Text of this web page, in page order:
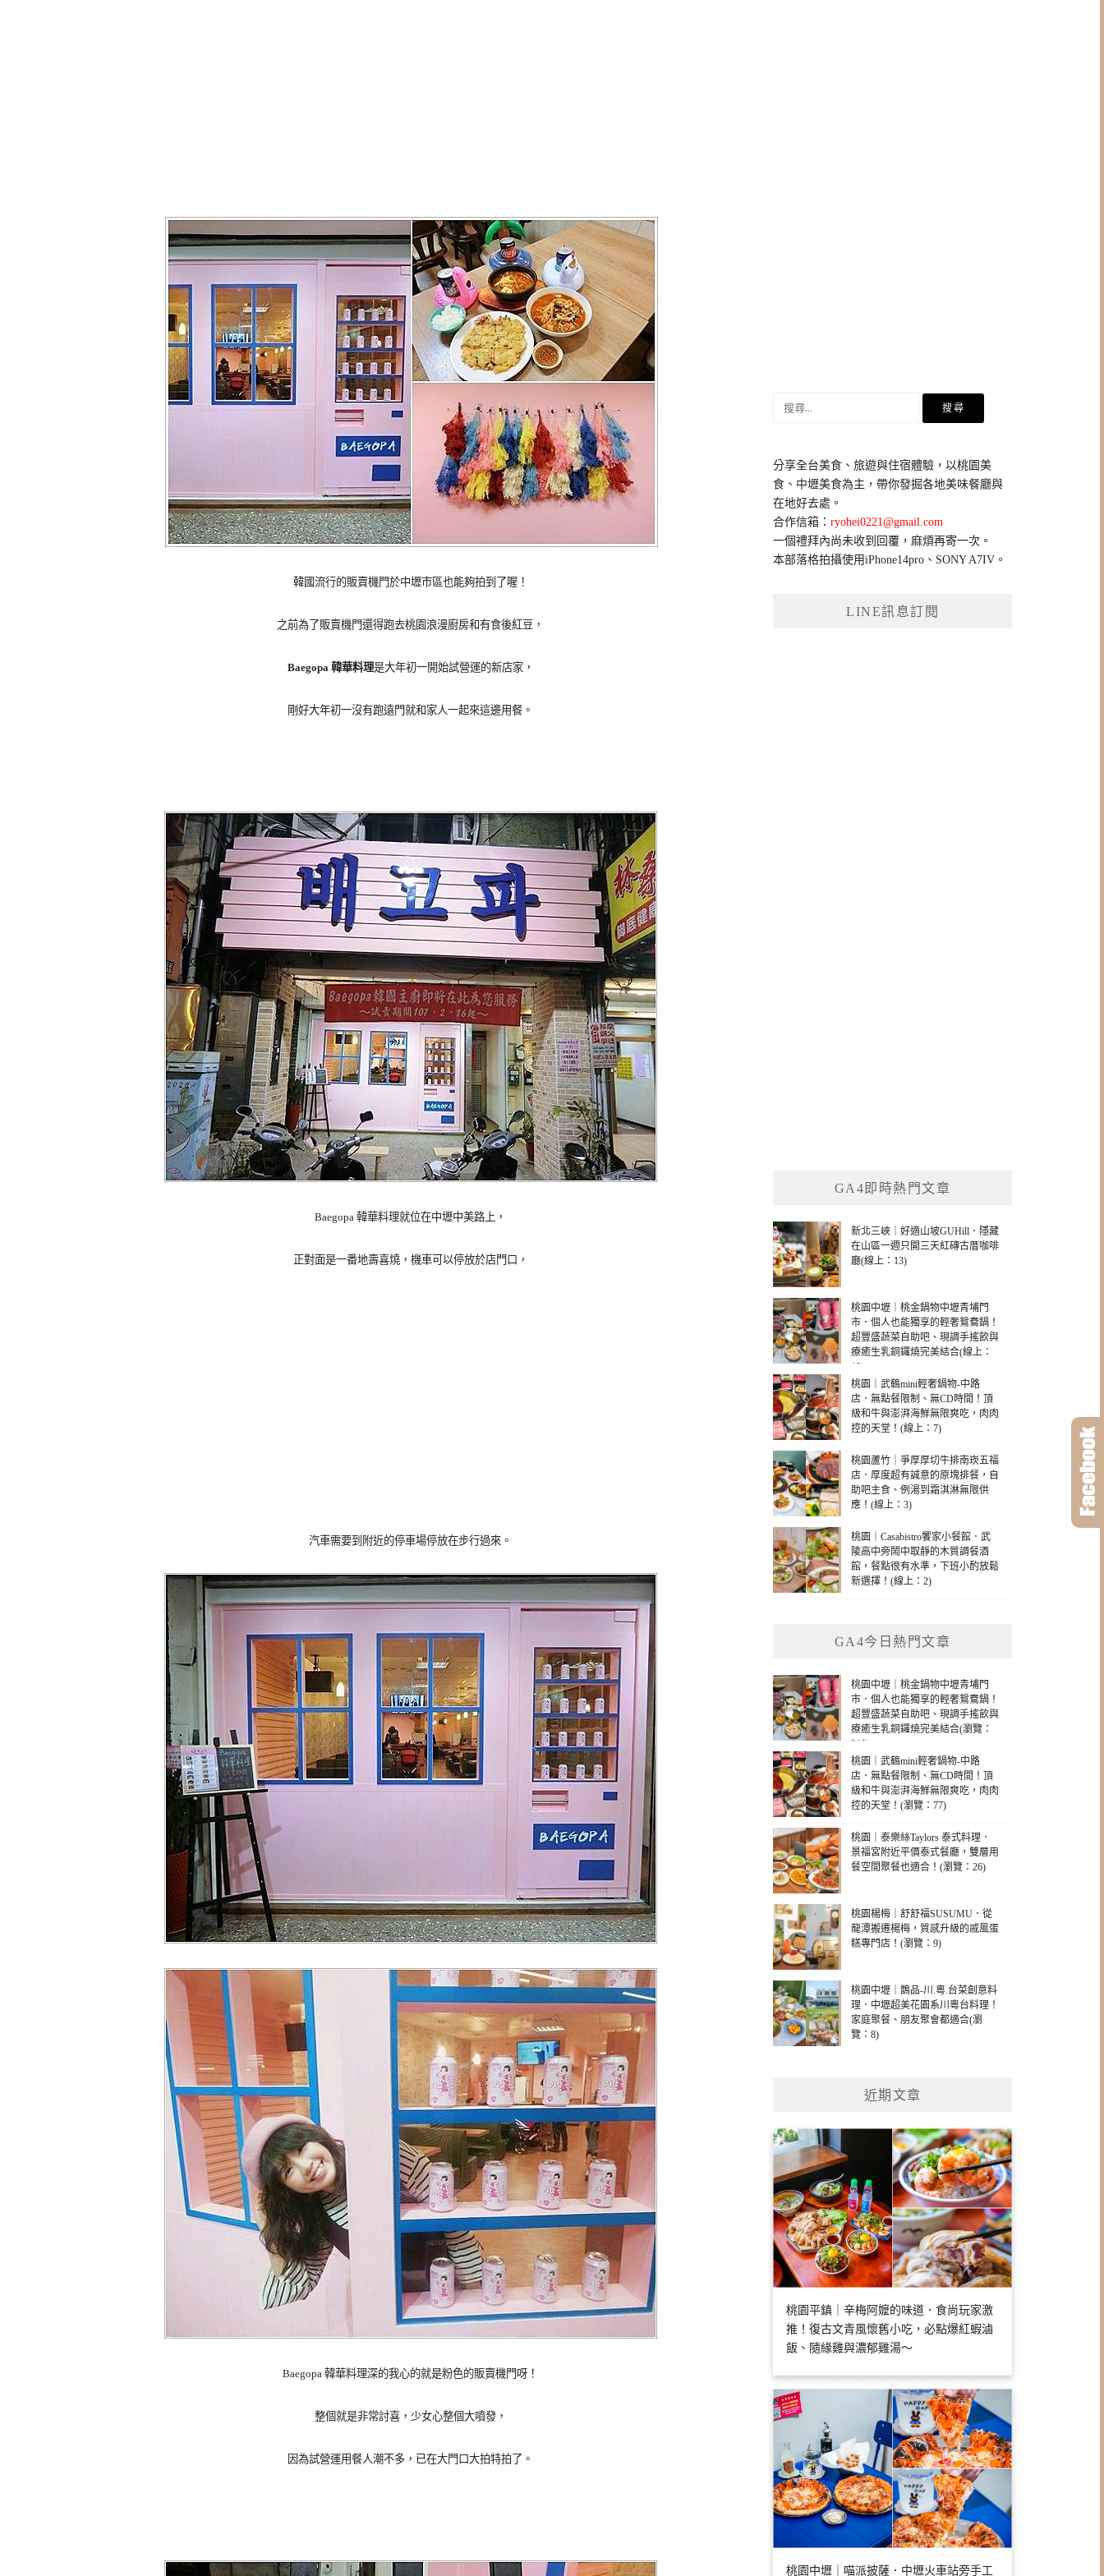
韓國流行的販賣機門於中壢市區也能夠拍到了喔！
之前為了販賣機門還得跑去桃園浪漫廚房和有食後紅豆，
Baegopa 韓華料理是大年初一開始試營運的新店家，
剛好大年初一沒有跑遠門就和家人一起來這邊用餐。
Baegopa 韓華料理就位在中壢中美路上，
正對面是一番地壽喜燒，機車可以停放於店門口，
汽車需要到附近的停車場停放在步行過來。
Baegopa 韓華料理深的我心的就是粉色的販賣機門呀！
整個就是非常討喜，少女心整個大噴發，
因為試營運用餐人潮不多，已在大門口大拍特拍了。
鍵
字:
分享全台美食、旅遊與住宿體驗，以桃園美
食、中壢美食為主，帶你發掘各地美味餐廳與
在地好去處。
合作信箱：ryohei0221@gmail.com
一個禮拜內尚未收到回覆，麻煩再寄一次。
本部落格拍攝使用iPhone14pro、SONY A7IV。
LINE訊息訂閱
GA4即時熱門文章
新北三峽｜好適山坡GUHill．隱藏
在山區一週只開三天紅磚古厝咖啡
廳(線上：13)
桃園中壢｜桃金鍋物中壢青埔門
市．個人也能獨享的輕奢鴛鴦鍋！
超豐盛蔬菜自助吧、現調手搖飲與
療癒生乳銅鑼燒完美結合(線上：
10)
桃園｜武鶴mini輕奢鍋物-中路
店．無點餐限制、無CD時間！頂
級和牛與澎湃海鮮無限爽吃，肉肉
控的天堂！(線上：7)
桃園蘆竹｜爭厚厚切牛排南崁五福
店．厚度超有誠意的原塊排餐，自
助吧主食、例湯到霜淇淋無限供
應！(線上：3)
桃園｜Casabistro饗家小餐館．武
陵高中旁鬧中取靜的木質調餐酒
館，餐點很有水準，下班小酌放鬆
新選擇！(線上：2)
GA4今日熱門文章
桃園中壢｜桃金鍋物中壢青埔門
市．個人也能獨享的輕奢鴛鴦鍋！
超豐盛蔬菜自助吧、現調手搖飲與
療癒生乳銅鑼燒完美結合(瀏覽：
210)
桃園｜武鶴mini輕奢鍋物-中路
店．無點餐限制、無CD時間！頂
級和牛與澎湃海鮮無限爽吃，肉肉
控的天堂！(瀏覽：77)
桃園｜泰樂絲Taylors 泰式料理．
景福宮附近平價泰式餐廳，雙層用
餐空間聚餐也適合！(瀏覽：26)
桃園楊梅｜舒舒福SUSUMU．從
龍潭搬遷楊梅，質感升級的戚風蛋
糕專門店！(瀏覽：9)
桃園中壢｜鵲品-川.粵.台菜創意料
理．中壢超美花園系川粵台料理！
家庭聚餐、朋友聚會都適合(瀏
覽：8)
近期文章
桃園平鎮｜辛梅阿嬤的味道．食尚玩家激
推！復古文青風懷舊小吃，必點爆紅蝦滷
飯、隨緣雞與濃郁雞湯～
桃園中壢｜喵派披薩．中壢火車站旁手工